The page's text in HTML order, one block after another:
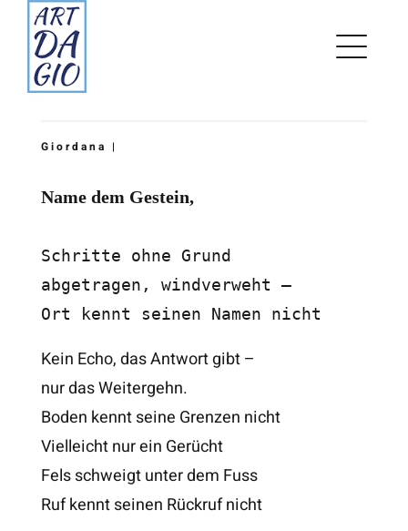
Inhalt
springen
Giordana |
Name dem Gestein,
Schritte ohne Grund
abgetragen, windverweht –
Ort kennt seinen Namen nicht
Kein Echo, das Antwort gibt –
nur das Weitergehn.
Boden kennt seine Grenzen nicht
Vielleicht nur ein Gerücht
Fels schweigt unter dem Fuss
Ruf kennt seinen Rückruf nicht